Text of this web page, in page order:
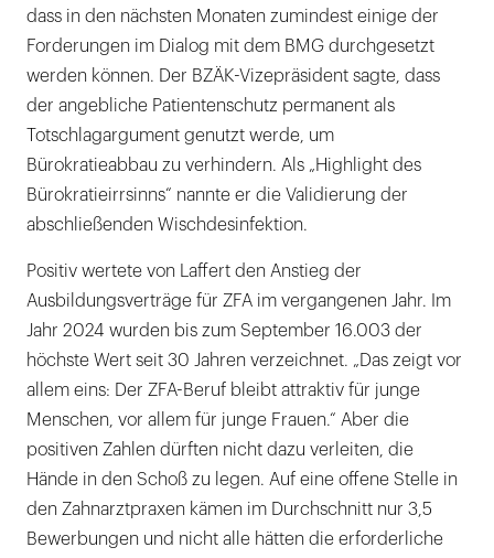
dass in den nächsten Monaten zumindest einige der
Forderungen im Dialog mit dem BMG durchgesetzt
werden können. Der BZÄK-Vizepräsident sagte, dass
der angebliche Patientenschutz permanent als
Totschlagargument genutzt werde, um
Bürokratieabbau zu verhindern. Als „Highlight des
Bürokratieirrsinns“ nannte er die Validierung der
abschließenden Wischdesinfektion.
Positiv wertete von Laffert den Anstieg der
Ausbildungsverträge für ZFA im vergangenen Jahr. Im
Jahr 2024 wurden bis zum September 16.003 der
höchste Wert seit 30 Jahren verzeichnet. „Das zeigt vor
allem eins: Der ZFA-Beruf bleibt attraktiv für junge
Menschen, vor allem für junge Frauen.“ Aber die
positiven Zahlen dürften nicht dazu verleiten, die
Hände in den Schoß zu legen. Auf eine offene Stelle in
den Zahnarztpraxen kämen im Durchschnitt nur 3,5
Bewerbungen und nicht alle hätten die erforderliche